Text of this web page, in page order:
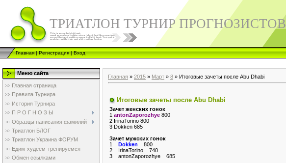
ТРИАТЛОН ТУРНИР ПРОГНОЗИСТОВ
Главная|Регистрация|Вход
Меню сайта
Главная страница
Правила Турнира
История Турнира
П Р О Г Н О З Ы
Образцы написания фамилий
Триатлон БЛОГ
Триатлон Украина ФОРУМ
Едим-худеем-тренируемся
Обмен ссылками
Главная » 2015 » Март » 8 » Итоговые зачеты после Abu Dhabi
Итоговые зачеты после Abu Dhabi
Зачет женских гонок
1 antonZaporozhye 800
2 IrinaTorino 800
3 Dokken 685
Зачет мужских гонок
1 Dokken 800
2 IrinaTorino 740
3 antonZaporozhye 685